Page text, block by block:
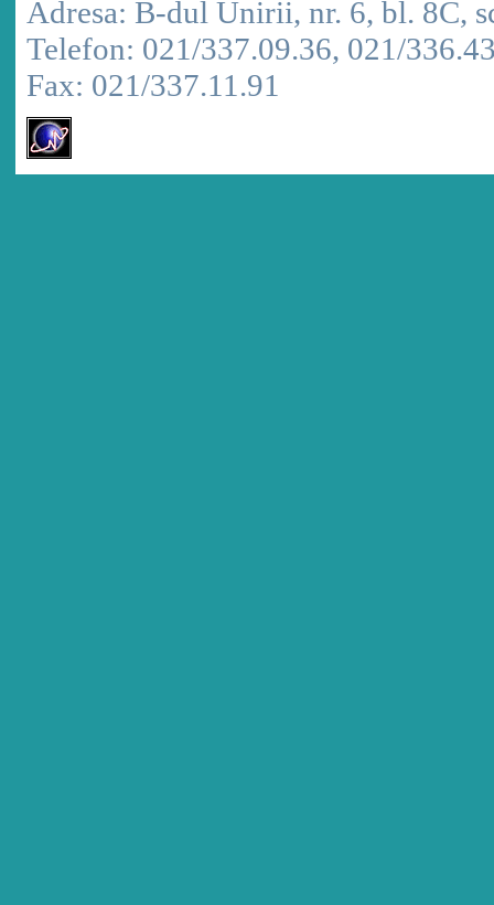
Adresa: B-dul Unirii, nr. 6, bl. 8C,
Telefon: 021/337.09.36, 021/
Fax: 021/337.11.91